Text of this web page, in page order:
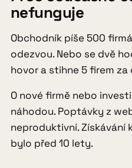
Pojďme zjistit, kde vám
nefunguje
Obchodník píše 500
odezvou. Nebo se dvě
hovor a stihne 5 firem za
O nové firmě nebo
náhodou. Poptávky z
neproduktivní. Získávání
bylo před 10 lety.